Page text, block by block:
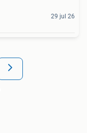
29 jul 26